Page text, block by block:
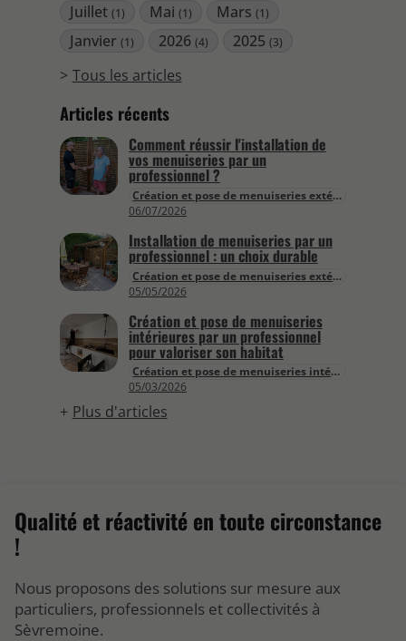
Juillet (1) Mai(1) Mars(1)
Janvier (1) 2026(4) 2025(3)
Tous les articles
Articles récents
Création et pose de menuiseries extérieures
06/07/2026
Comment réussir l'installation de
vos menuiseries par un
professionnel ?
Création et pose de menuiseries extérieures
05/05/2026
Installation de menuiseries par un
professionnel : un choix durable
Création et pose de menuiseries intérieures
05/03/2026
Création et pose de menuiseries
intérieures par un professionnel
pour valoriser son habitat
Plus d'articles
Qualité et réactivité en toute circonstance
!
Nous proposons des solutions sur mesure aux
particuliers, professionnels et collectivités à
Sèvremoine.